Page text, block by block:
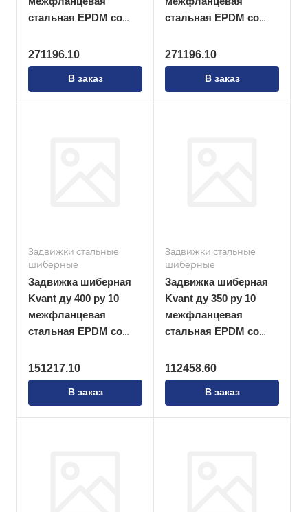
стальная EPDM со
271196.10
В заказ
стальная EPDM со
271196.10
В заказ
Задвижки стальные
шиберные
Задвижка шиберная
Kvant ду 400 ру 10
межфланцевая
стальная EPDM со
151217.10
В заказ
Задвижки стальные
шиберные
Задвижка шиберная
Kvant ду 350 ру 10
межфланцевая
стальная EPDM со
112458.60
В заказ